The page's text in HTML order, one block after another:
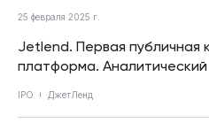
25 февраля 2025 г.
Jetlend. Первая публичная
платформа.
IPO ДжетЛенд